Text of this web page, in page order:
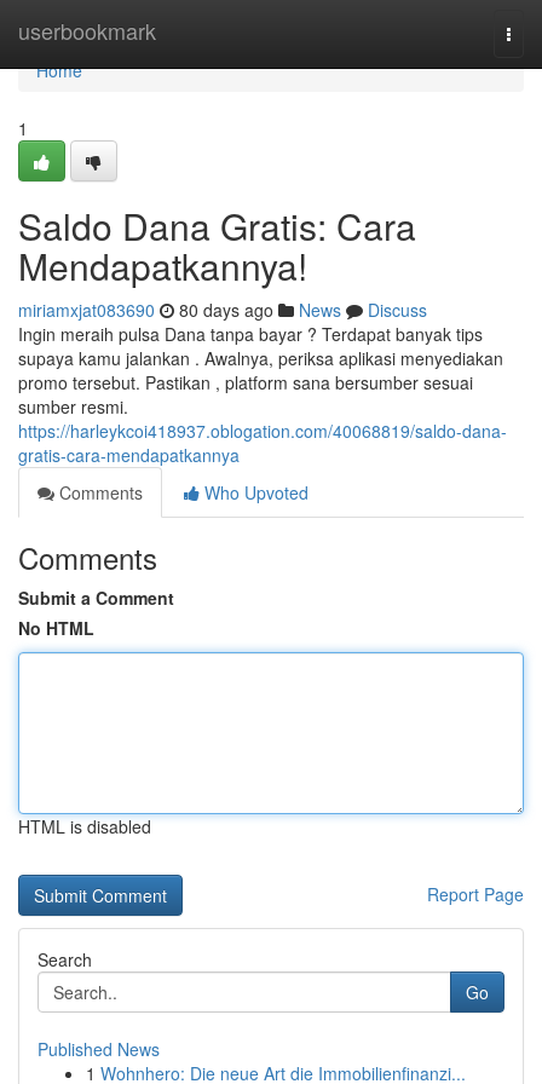
userbookmark
Home
Home
1
Saldo Dana Gratis: Cara
Mendapatkannya!
miriamxjat083690 80 days ago News
Discuss
Ingin meraih pulsa Dana tanpa bayar ? Terdapat banyak tips
supaya kamu jalankan . Awalnya, periksa aplikasi menyediakan
promo tersebut. Pastikan , platform sana bersumber sesuai
sumber resmi.
https://harleykcoi418937.oblogation.com/40068819/saldo-dana-
gratis-cara-mendapatkannya
Comments
Who Upvoted
Comments
Submit a Comment
No HTML
HTML is disabled
Report Page
Search
Go
Published News
1 Wohnhero: Die neue Art die Immobilienfinanzi...